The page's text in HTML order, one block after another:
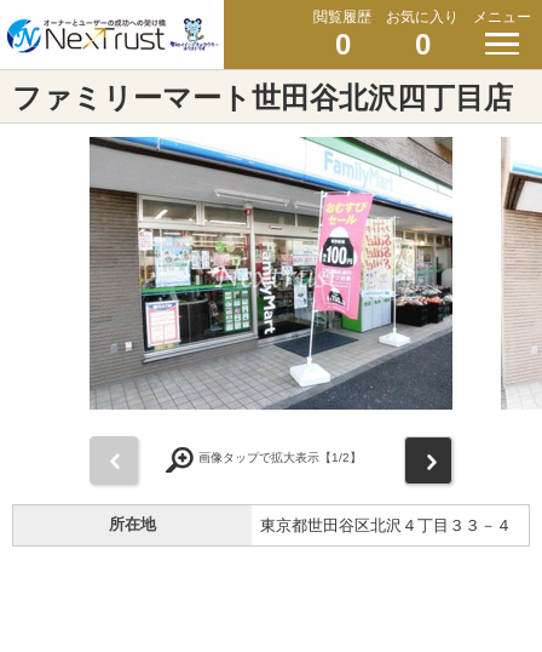
閲覧履歴
0
お気に入り
0
メニュー
ファミリーマート世田谷北沢四丁目店
画像タップで拡大表示【1/2】
所在地 東京都世田谷区北沢４丁目３３－４